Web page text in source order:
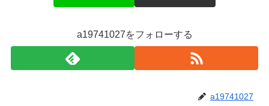
a19741027をフォローする
a19741027